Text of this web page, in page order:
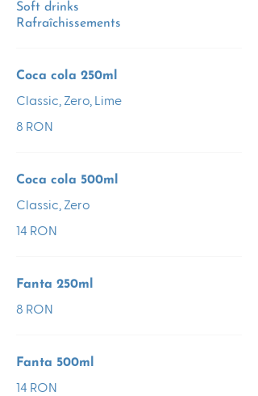
Soft drinks
Rafraîchissements
Coca cola 250ml
Classic, Zero, Lime
8 RON
Coca cola 500ml
Classic, Zero
14 RON
Fanta 250ml
8 RON
Fanta 500ml
14 RON